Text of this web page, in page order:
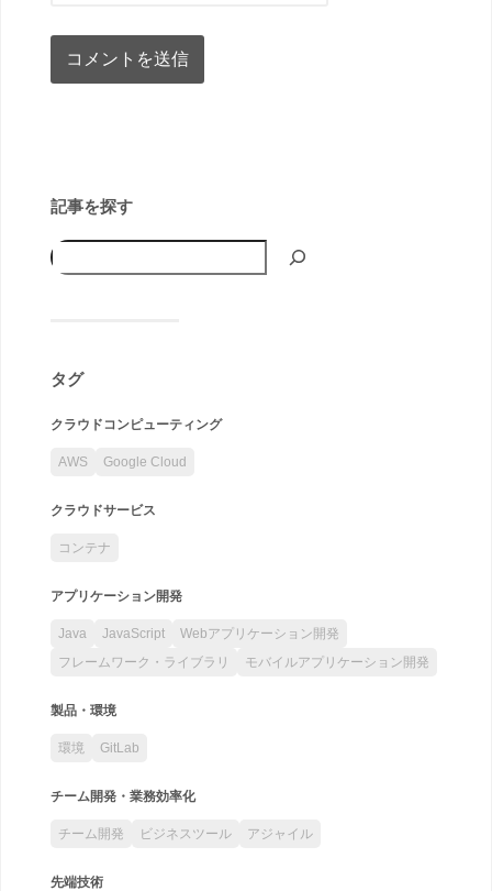
記事を探す
タグ
クラウドコンピューティング
AWS Google Cloud
クラウドサービス
コンテナ
アプリケーション開発
Java JavaScript
Webアプリケーション開発
フレームワーク・ライブラリ
モバイルアプリケーション開発
製品・環境
環境 GitLab
チーム開発・業務効率化
チーム開発 ビジネスツール アジャイル
先端技術